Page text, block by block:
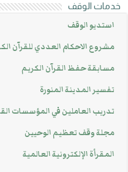
الوقف
الوقف
الاحكام العددي للقرآن الكريم
حفظ القرآن الكريم
المدينة المنورة
العاملين في المؤسسات القرآنية
وقف تعظيم الوحيين
الإلكترونية العالمية